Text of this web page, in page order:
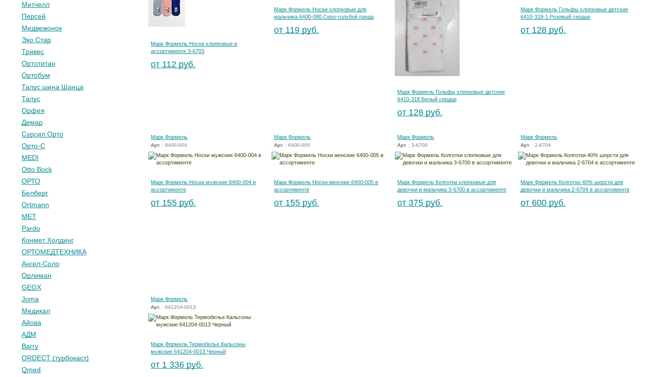
Митчелл
Персей
Медвежонок
Эко Стар
Тривес
Ортотитан
Ортобум
Талус шина Шанца
Талус
Орфея
Демар
Сурсил Орто
Орто-С
MEDI
Otto Bock
ОРТО
Белберг
Ortmann
МЕТ
Pardo
Конмет Холдинг
ОРТОМЕДТЕХНИКА
Ангел-Соло
Орлиман
GEOX
Joma
Медикал
Айова
АДМ
Barry
ORDECT (турбокаст)
Qmed
Марк Формель Носки хлопковые в
ассортименте 3-6703
от 112 руб.
Марк Формель Носки хлопковые для
мальчика 6400-080 Серо-голубой панда
от 119 руб.
Марк Формель Гольфы хлопковые детские
6410-318 Белый сердце
от 128 руб.
Марк Формель Гольфы хлопковые детские
6410-318-1 Розовый сердце
от 128 руб.
Марк Формель
Арт. : 6400-004
Марк Формель Носки мужские 6400-004 в
ассортименте
от 155 руб.
Марк Формель
Арт. : 6400-005
Марк Формель Носки женские 6400-005 в
ассортименте
от 155 руб.
Марк Формель
Арт. : 3-6700
Марк Формель Колготки хлопковые для
девочки и мальчика 3-6700 в ассортименте
от 375 руб.
Марк Формель
Арт. : 2-6704
Марк Формель Колготки 40% шерсти для
девочки и мальчика 2-6704 в ассортименте
от 600 руб.
Марк Формель
Арт. : 641204-0013
Марк Формель Термобелье Кальсоны
мужские 641204-0013 Черный
от 1 336 руб.